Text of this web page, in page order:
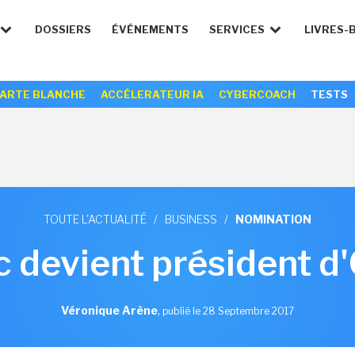
DOSSIERS ÉVÉNEMENTS SERVICES LIVRES-
BLANCHE ACCÉLERATEUR IA CYBERCOACH TESTS
TOUTE L'ACTUALITÉ / BUSINESS / NOMINATION
devient président
Véronique Arène, publié le 28 Septembre 2017